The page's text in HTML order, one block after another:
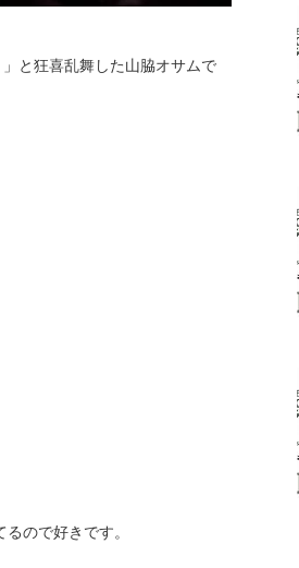
と狂喜乱舞した山脇オサムで
ので好きです。